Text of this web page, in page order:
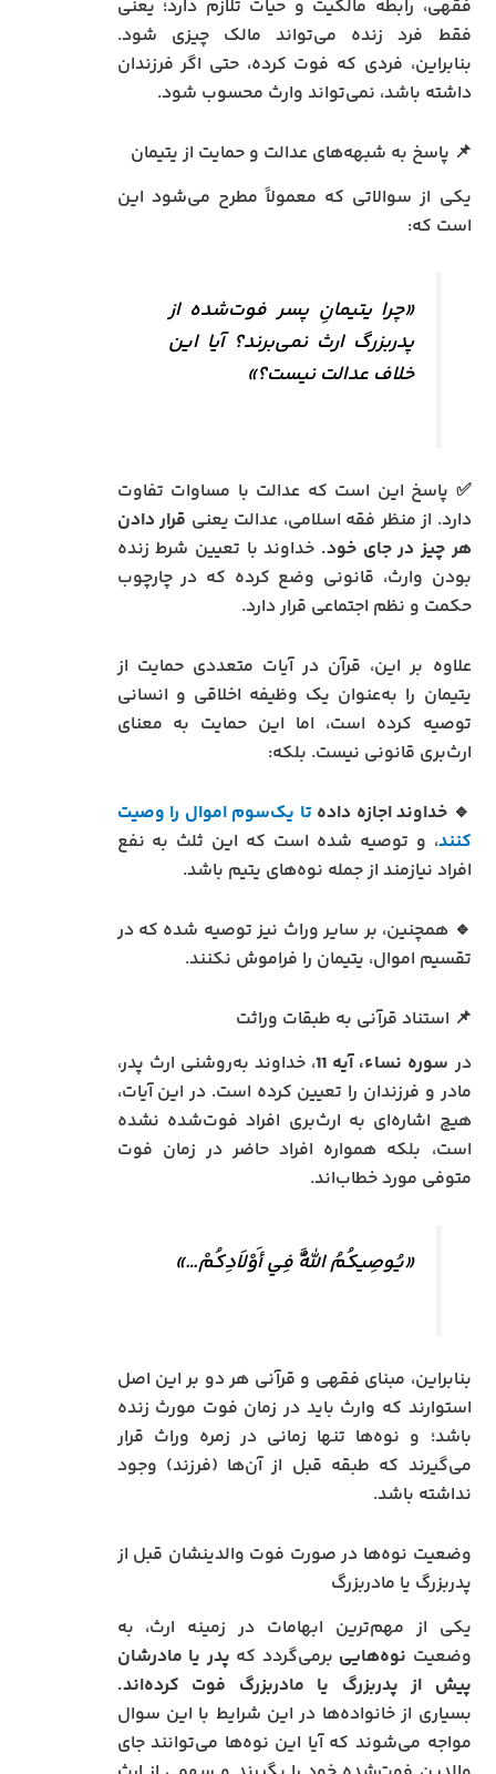
فقهی، رابطه مالکیت و حیات تلازم دارد؛ یعنی
فقط فرد زنده می‌تواند مالک چیزی شود.
بنابراین، فردی که فوت کرده، حتی اگر فرزندان
داشته باشد، نمی‌تواند وارث محسوب شود.
📌 پاسخ به شبهه‌های عدالت و حمایت از یتیمان
یکی از سوالاتی که معمولاً مطرح می‌شود این
است که:
«چرا یتیمانِ پسر فوت‌شده از
پدربزرگ ارث نمی‌برند؟ آیا این
خلاف عدالت نیست؟»
✅ پاسخ این است که عدالت با مساوات تفاوت
دارد. از منظر فقه اسلامی، عدالت یعنی قرار دادن
هر چیز در جای خود. خداوند با تعیین شرط زنده
بودن وارث، قانونی وضع کرده که در چارچوب
حکمت و نظم اجتماعی قرار دارد.
علاوه بر این، قرآن در آیات متعددی حمایت از
یتیمان را به‌عنوان یک وظیفه اخلاقی و انسانی
توصیه کرده است، اما این حمایت به معنای
ارث‌بری قانونی نیست. بلکه:
🔹 خداوند اجازه داده تا یک‌سوم اموال را وصیت
کنند، و توصیه شده است که این ثلث به نفع
افراد نیازمند از جمله نوه‌های یتیم باشد.
🔹 همچنین، بر سایر وراث نیز توصیه شده که در
تقسیم اموال، یتیمان را فراموش نکنند.
📌 استناد قرآنی به طبقات وراثت
در سوره نساء، آیه 11
، خداوند به‌روشنی ارث پدر،
مادر و فرزندان را تعیین کرده است. در این آیات،
هیچ اشاره‌ای به ارث‌بری افراد فوت‌شده نشده
است، بلکه همواره افراد حاضر در زمان فوت
متوفی مورد خطاب‌اند.
«يُوصِيكُمُ اللَّهُ فِي أَوْلَادِكُمْ…»
بنابراین، مبنای فقهی و قرآنی هر دو بر این اصل
استوارند که وارث باید در زمان فوت مورث زنده
باشد؛ و نوه‌ها تنها زمانی در زمره وراث قرار
می‌گیرند که طبقه قبل از آن‌ها (فرزند) وجود
نداشته باشد.
وضعیت نوه‌ها در صورت فوت والدینشان قبل از
پدربزرگ یا مادربزرگ
یکی از مهم‌ترین ابهامات در زمینه ارث، به
وضعیت نوه‌هایی برمی‌گردد که پدر یا مادرشان
پیش از پدربزرگ یا مادربزرگ فوت کرده‌اند.
بسیاری از خانواده‌ها در این شرایط با این سوال
مواجه می‌شوند که آیا این نوه‌ها می‌توانند جای